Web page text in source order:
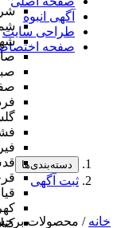
آگهی انبوه
طراحی سایت
صفحه
دسته‌بندی‌ها
ثبت آگهی
خانه / محصولات